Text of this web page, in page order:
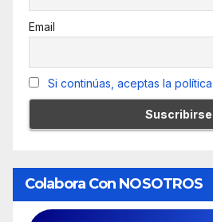
Email
Si continúas, aceptas la
Colabora Con NOSOTROS